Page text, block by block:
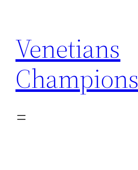
content
Venetians
Champions